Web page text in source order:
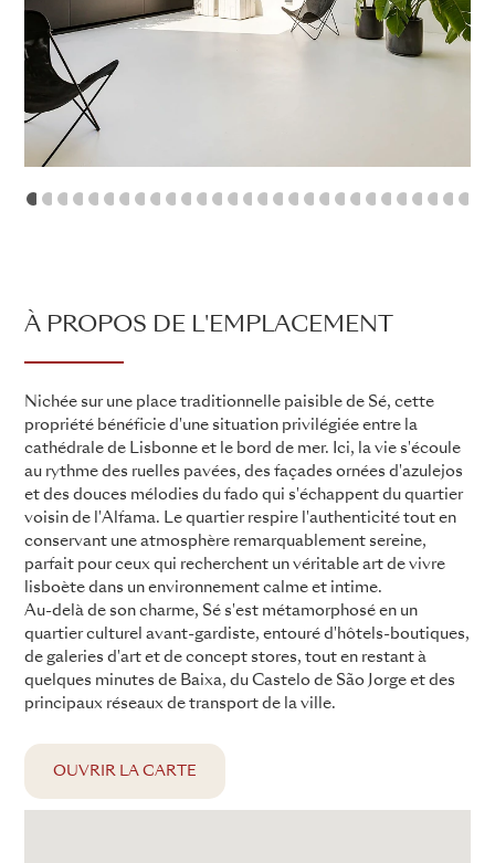
1 2 3 4 5 6 7 8 9 10111213141516171819202122232425
À PROPOS DE L'EMPLACEMENT
Nichée sur une place traditionnelle paisible de Sé, cette
propriété bénéficie d'une situation privilégiée entre la
cathédrale de Lisbonne et le bord de mer. Ici, la vie s'écoule
au rythme des ruelles pavées, des façades ornées d'azulejos
et des douces mélodies du fado qui s'échappent du quartier
voisin de l'Alfama. Le quartier respire l'authenticité tout en
conservant une atmosphère remarquablement sereine,
parfait pour ceux qui recherchent un véritable art de vivre
lisboète dans un environnement calme et intime.
Au-delà de son charme, Sé s'est métamorphosé en un
quartier culturel avant-gardiste, entouré d'hôtels-boutiques,
de galeries d'art et de concept stores, tout en restant à
quelques minutes de Baixa, du Castelo de São Jorge et des
principaux réseaux de transport de la ville.
OUVRIR LA CARTE